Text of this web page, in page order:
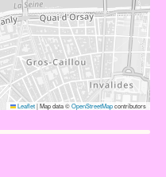
Leaflet|Map data ©OpenStreetMapcontributors